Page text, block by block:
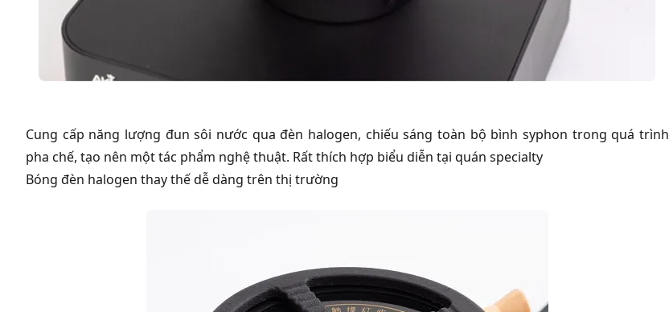
Cung cấp năng lượng đun sôi nước qua đèn halogen, chiếu sáng toàn bộ bình syphon trong quá trình
pha chế, tạo nên một tác phẩm nghệ thuật. Rất thích hợp biểu diễn tại quán specialty
Bóng đèn halogen thay thế dễ dàng trên thị trường